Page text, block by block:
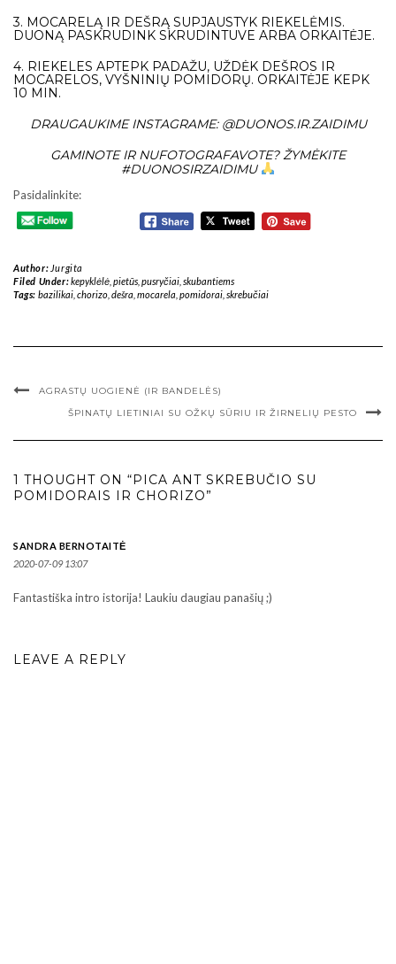
3. MOCARELĄ IR DEŠRĄ SUPJAUSTYK RIEKELĖMIS.
DUONĄ PASKRUDINK SKRUDINTUVE ARBA ORKAITĖJE.
4. RIEKELES APTEPK PADAŽU, UŽDĖK DEŠROS IR
MOCARELOS, VYŠNINIŲ POMIDORŲ. ORKAITĖJE KEPK
10 MIN.
DRAUGAUKIME INSTAGRAME: @DUONOS.IR.ZAIDIMU
GAMINOTE IR NUFOTOGRAFAVOTE? ŽYMĖKITE
#DUONOSIRZAIDIMU
Pasidalinkite:
Author: Jurgita
Filed Under:kepyklėlė, pietūs, pusryčiai, skubantiems
Tags: bazilikai, chorizo, dešra mocarela pomidorai, skrebučiai
AGRASTŲ UOGIENĖ (IR BANDELĖS)
ŠPINATŲ LIETINIAI SU OŽKŲ SŪRIU IR ŽIRNELIŲ PESTO
1 THOUGHT ON “PICA ANT SKREBUČIO SU
POMIDORAIS IR CHORIZO”
SANDRA BERNOTAITĖ
2020-07-09 13:07
Fantastiška intro istorija! Laukiu daugiau panašių ;)
LEAVE A REPLY